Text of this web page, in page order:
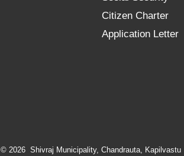
Citizen Charter
Application Letter
© 2026 Shivraj Municipality, Chandrauta, Kapilvastu